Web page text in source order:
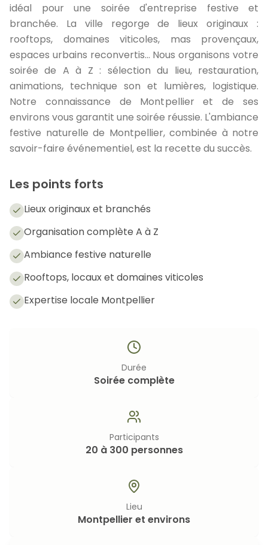
idéal pour une soirée d'entreprise festive et
branchée. La ville regorge de lieux originaux :
rooftops, domaines viticoles, mas provençaux,
espaces urbains reconvertis… Nous organisons votre
soirée de A à Z : sélection du lieu, restauration,
animations, technique son et lumières, logistique.
Notre connaissance de Montpellier et de ses
environs vous garantit une soirée réussie. L'ambiance
festive naturelle de Montpellier, combinée à notre
savoir-faire événementiel, est la recette du succès.
Les points forts
Lieux originaux et branchés
Organisation complète A à Z
Ambiance festive naturelle
Rooftops, locaux et domaines viticoles
Expertise locale Montpellier
Durée
Soirée complète
Participants
20 à 300 personnes
Lieu
Montpellier et environs